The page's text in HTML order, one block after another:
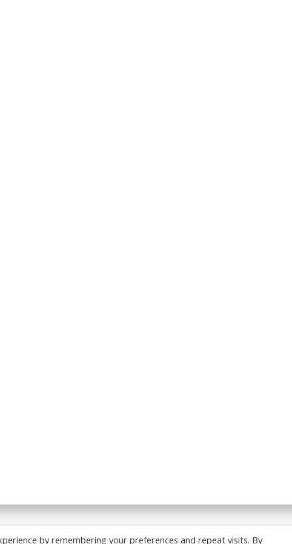
Construit avec WordPress etColibriWP Theme
by remembering your preferences and repeat visits. By